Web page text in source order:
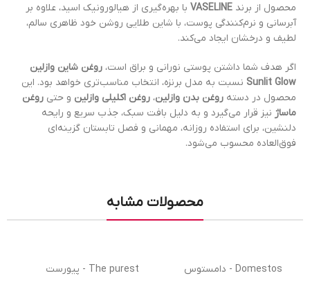
محصول از برند VASELINE با بهره‌گیری از هیالورونیک اسید، علاوه بر
آبرسانی و نرم‌کنندگی پوست، با شاین طلایی روشن خود ظاهری سالم،
لطیف و درخشان ایجاد می‌کند.
اگر هدف شما داشتن پوستی نورانی و براق است، روغن شاین وازلین
Sunlit Glow نسبت به مدل برنزه، انتخاب مناسب‌تری خواهد بود. این
محصول در دسته روغن بدن وازلین، روغن اکلیلی وازلین و حتی روغن
ماساژ نیز قرار می‌گیرد و به دلیل بافت سبک، جذب سریع و رایحه
دلنشین، برای استفاده روزانه، مهمانی و فصل تابستان گزینه‌ای
فوق‌العاده محسوب می‌شود.
محصولات مشابه
Domestos - دامستوس The purest - پیورست